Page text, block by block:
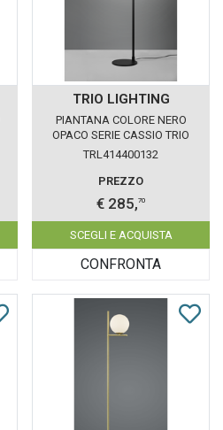
TRIO LIGHTING
PIANTANA COLORE NERO
OPACO SERIE CASSIO TRIO
LIGHTING 414400132
TRL414400132
PREZZO
€ 285,70
SCEGLI E ACQUISTA
CONFRONTA